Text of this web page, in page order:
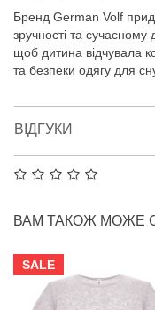
Бренд German Volf
зручності та сучасному
щоб дитина відчувала
та безпеки одягу для
ВІДГУКИ
ВАМ ТАКОЖ МОЖЕ
SALE